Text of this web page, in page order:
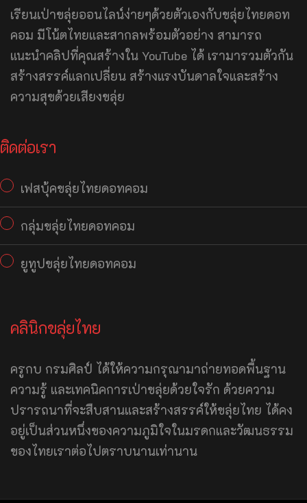
เรียนเป่าขลุ่ยออนไลน์ง่ายๆด้วยตัวเองกับขลุ่ยไทยดอท
คอม มีโน้ตไทยและสากลพร้อมตัวอย่าง สามารถ
แนะนำคลิปที่คุณสร้างใน YouTube ได้ เรามารวมตัวกัน
สร้างสรรค์แลกเปลี่ยน สร้างแรงบันดาลใจและสร้าง
ความสุขด้วยเสียงขลุ่ย
ติดต่อเรา
เฟสบุ้คขลุ่ยไทยดอทคอม
กลุ่มขลุ่ยไทยดอทคอม
ยูทูปขลุ่ยไทยดอทคอม
คลินิกขลุ่ยไทย
ครูกบ กรมศิลป์ ได้ให้ความกรุณามาถ่ายทอดพื้นฐาน
ความรู้ และเทคนิคการเป่าขลุ่ยด้วยใจรัก ด้วยความ
ปรารถนาที่จะสืบสานและสร้างสรรค์ให้ขลุ่ยไทย ได้คง
อยู่เป็นส่วนหนึ่งของความภูมิใจในมรดกและวัฒนธรรม
ของไทยเราต่อไปตราบนานเท่านาน